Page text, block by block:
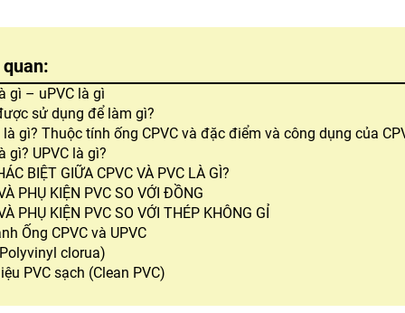
gì – uPVC là gì
sử dụng để làm gì?
là gì? Thuộc tính ống CPVC và đặc điểm và công dụng của
gì? UPVC là gì?
BIỆT GIỮA CPVC VÀ PVC LÀ GÌ?
PHỤ KIỆN PVC SO VỚI ĐỒNG
PHỤ KIỆN PVC SO VỚI THÉP KHÔNG GỈ
Ống CPVC và UPVC
clorua)
PVC sạch (Clean PVC)